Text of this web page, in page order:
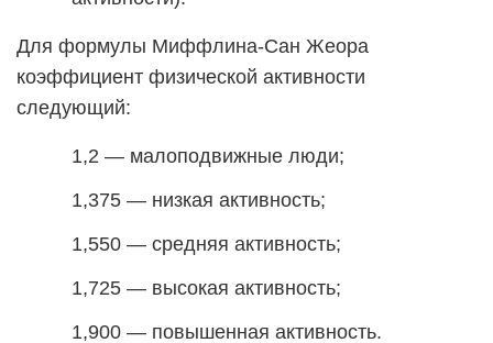
Для формулы Миффлина-Сан Жеора
коэффициент физической активности
следующий:
1,2 — малоподвижные люди;
1,375 — низкая активность;
1,550 — средняя активность;
1,725 — высокая активность;
1,900 — повышенная активность.